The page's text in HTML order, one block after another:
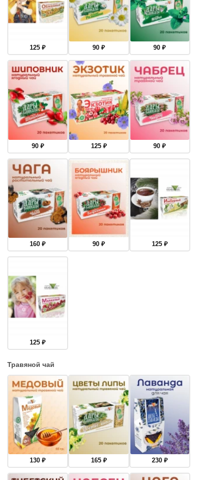
125₽ 90₽ 90₽
90 ₽ 125 ₽ 90₽
160₽ 90₽ 125 ₽
125₽
Травяной чай
130₽ 165 ₽ 230 ₽